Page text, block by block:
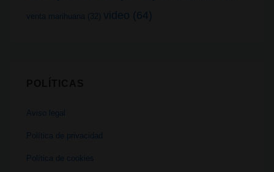
venta marihuana (32) video (64)
Aviso legal
Política de privacidad
Política de cookies